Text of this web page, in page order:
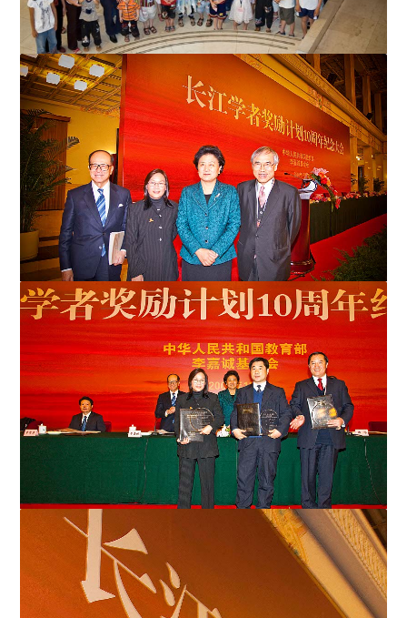
李先生與「重生行動」手術康復者合照
陳小章教授（左二）獲獎後與李嘉誠先生、劉延東國務委
員及中大校長劉遵義教授...
2007至2008年度「長江學者成就獎」得獎者：（左起）
「生命科學獎」──香港中文大...